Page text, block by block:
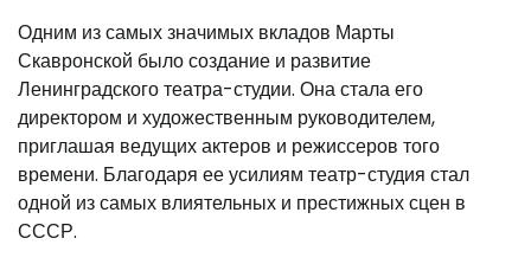
Одним из самых значимых вкладов Марты
Скавронской было создание и развитие
Ленинградского театра-студии. Она стала его
директором и художественным руководителем,
приглашая ведущих актеров и режиссеров того
времени. Благодаря ее усилиям театр-студия стал
одной из самых влиятельных и престижных сцен в
СССР.